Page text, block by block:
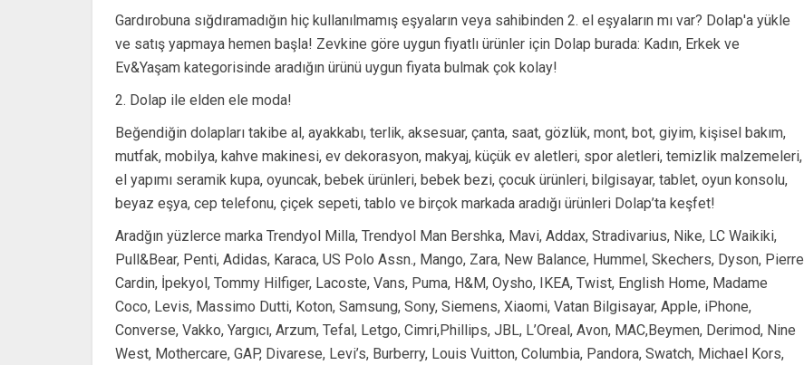
Gardırobuna sığdıramadığın hiç kullanılmamış eşyaların veya sahibinden 2. el eşyaların mı var? Dolap'a yükle
ve satış yapmaya hemen başla! Zevkine göre uygun fiyatlı ürünler için Dolap burada: Kadın, Erkek ve
Ev&Yaşam kategorisinde aradığın ürünü uygun fiyata bulmak çok kolay!
2. Dolap ile elden ele moda!
Beğendiğin dolapları takibe al, ayakkabı, terlik, aksesuar, çanta, saat, gözlük, mont, bot, giyim, kişisel bakım,
mutfak, mobilya, kahve makinesi, ev dekorasyon, makyaj, küçük ev aletleri, spor aletleri, temizlik malzemeleri,
el yapımı seramik kupa, oyuncak, bebek ürünleri, bebek bezi, çocuk ürünleri, bilgisayar, tablet, oyun konsolu,
beyaz eşya, cep telefonu, çiçek sepeti, tablo ve birçok markada aradığı ürünleri Dolap’ta keşfet!
Aradğın yüzlerce marka Trendyol Milla, Trendyol Man Bershka, Mavi, Addax, Stradivarius, Nike, LC Waikiki,
Pull&Bear, Penti, Adidas, Karaca, US Polo Assn., Mango, Zara, New Balance, Hummel, Skechers, Dyson, Pierre
Cardin, İpekyol, Tommy Hilfiger, Lacoste, Vans, Puma, H&M, Oysho, IKEA, Twist, English Home, Madame
Coco, Levis, Massimo Dutti, Koton, Samsung, Sony, Siemens, Xiaomi, Vatan Bilgisayar, Apple, iPhone,
Converse, Vakko, Yargıcı, Arzum, Tefal, Letgo, Cimri,Phillips, JBL, L’Oreal, Avon, MAC,Beymen, Derimod, Nine
West, Mothercare, GAP, Divarese, Levi’s, Burberry, Louis Vuitton, Columbia, Pandora, Swatch, Michael Kors,